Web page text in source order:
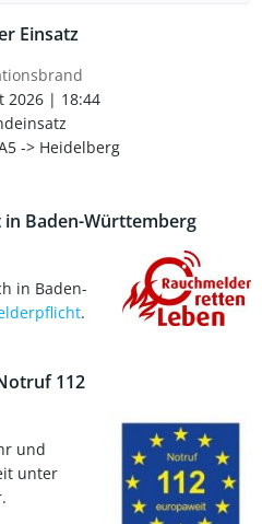
Einsatz
2026| 18:44
-> Heidelberg
Baden-Württemberg
in Baden-
.
112
und
unter